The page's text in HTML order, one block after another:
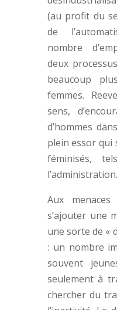
(au profit du
de
nombre
deux
beaucoup
femmes.
sens,
d’hommes
plein essor qui
féminisés,
l’administration.
Aux
s’ajouter une
une sorte de «
: un nombre
souvent
seulement à
chercher du